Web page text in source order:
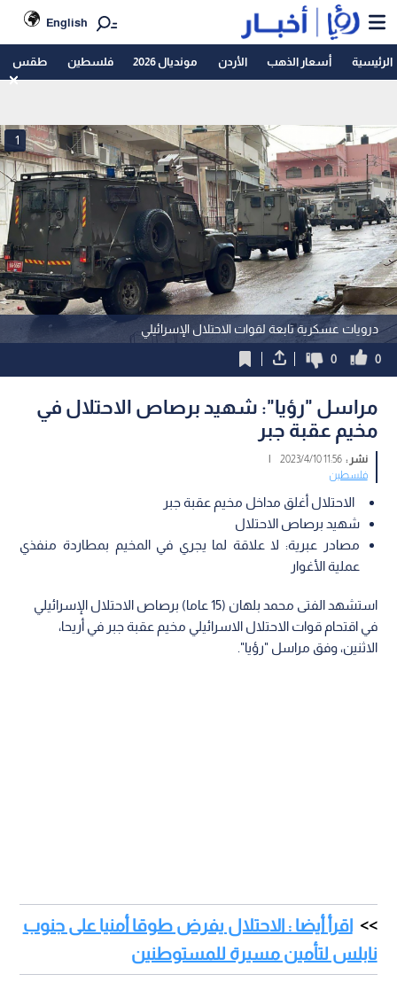
English
الرئيسية أسعار الذهب الأردن مونديال 2026 فلسطين طقس
درويات عسكرية تابعة لقوات الاحتلال الإسرائيلي
1
0
0
مراسل "رؤيا": شهيد برصاص الاحتلال في
مخيم عقبة جبر
نشر :11:56 2023/4/10
|
فلسطين
الاحتلال أغلق مداخل مخيم عقبة جبر
شهيد برصاص الاحتلال
مصادر عبرية: لا علاقة لما يجري في المخيم بمطاردة منفذي
عملية الأغوار
استشهد الفتى محمد بلهان (15 عاما) برصاص الاحتلال الإسرائيلي
في اقتحام قوات الاحتلال الاسرائيلي مخيم عقبة جبر في أريحا،
الاثنين، وفق مراسل "رؤيا".
اقرأ أيضا : الاحتلال يفرض طوقا أمنيا على جنوب
نابلس لتأمين مسيرة للمستوطنين